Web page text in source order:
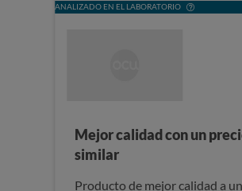
ANALIZADO EN EL LABORATORIO
Mejor calidad con un
similar
Producto de mejor calidad a un